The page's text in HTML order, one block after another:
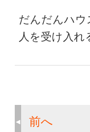
だんだんハウ
人を受け入れ
前へ